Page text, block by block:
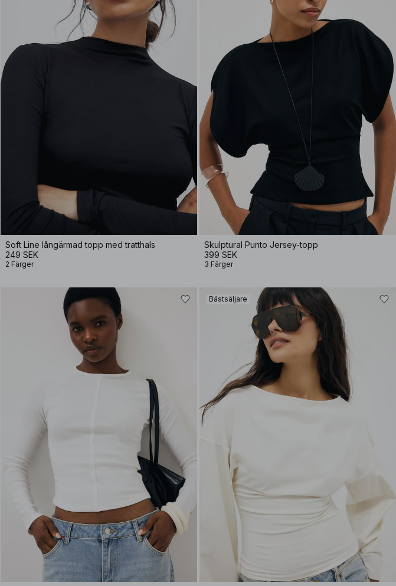
Soft Line långärmad topp med tratthals
249 SEK
2 Färger
Skulptural Punto Jersey-topp
399 SEK
3 Färger
Bästsäljare